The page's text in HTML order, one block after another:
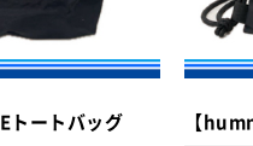
トートバッグ 【